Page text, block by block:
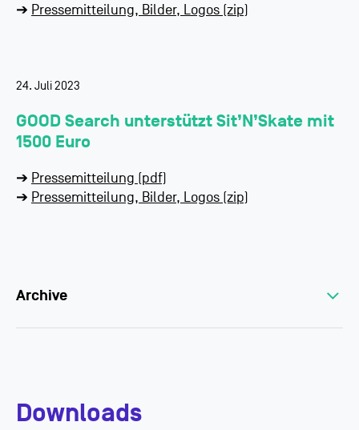
➔ Pressemitteilung, Bilder, Logos (zip)
24. Juli 2023
GOOD Search unterstützt Sit’N’Skate mit
1500 Euro
➔ Pressemitteilung (pdf)
➔ Pressemitteilung, Bilder, Logos (zip)
Archive
Downloads